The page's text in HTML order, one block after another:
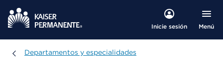
Inicie sesión Menú
Departamentos y especialidades
Departamentos y especialidades